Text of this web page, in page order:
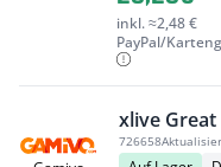
inkl. ≈2,48 €
PayPal/
xlive
726658